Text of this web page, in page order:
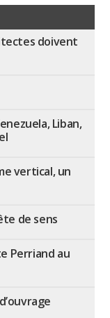
doivent
Liban,
vertical, un
de sens
Perriand au